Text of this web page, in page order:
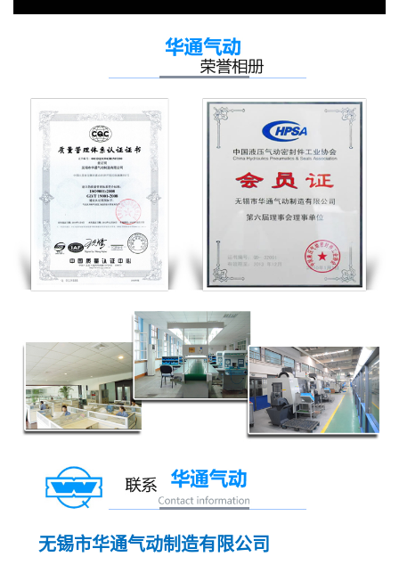
无锡市华通气动制造有限公司